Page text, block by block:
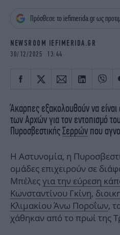
OSCARSΠρόσθεσε το iefimerida.gr ως
NEWSROOM IEFIMERIDA.GR
30/12/2025 13:44
Άκαρπες εξακολουθούν να
των Αρχών για τον εντοπισμό
ΠυροσβεστικήςΣερρών που
Η Αστυνομία, η
ομάδες επιχειρούν σε
Μπέλεςγια την εύρεση
Κωνσταντίνου Γκίνη,
Κλιμακίου Άνω Ποροΐων,
χάθηκαν από το πρωί της